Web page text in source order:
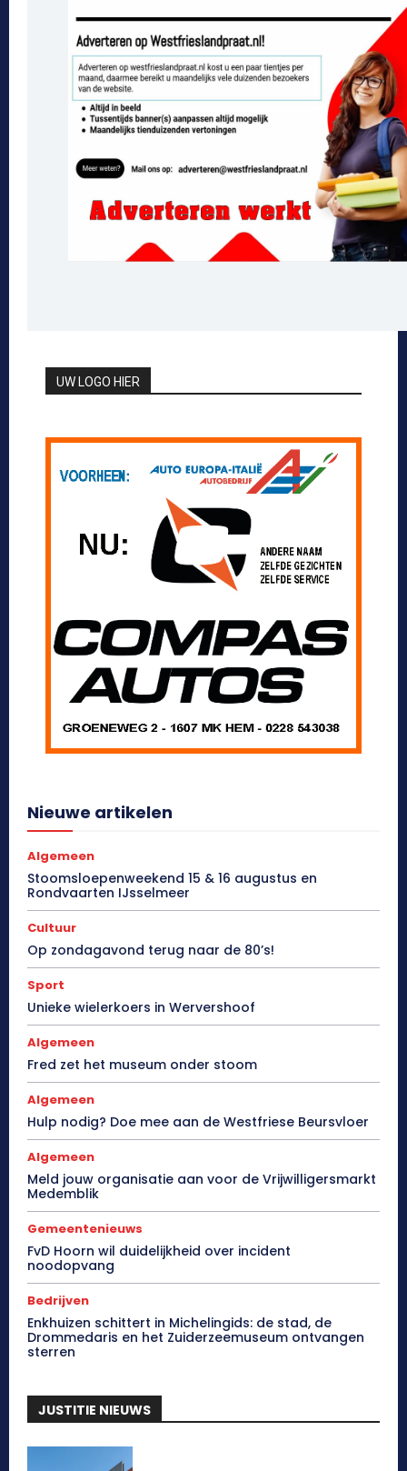
UW LOGO HIER
Nieuwe artikelen
Algemeen
Stoomsloepenweekend 15 & 16 augustus en
Rondvaarten IJsselmeer
Cultuur
Op zondagavond terug naar de 80’s!
Sport
Unieke wielerkoers in Wervershoof
Algemeen
Fred zet het museum onder stoom
Algemeen
Hulp nodig? Doe mee aan de Westfriese Beursvloer
Algemeen
Meld jouw organisatie aan voor de Vrijwilligersmarkt
Medemblik
Gemeentenieuws
FvD Hoorn wil duidelijkheid over incident
noodopvang
Bedrijven
Enkhuizen schittert in Michelingids: de stad, de
Drommedaris en het Zuiderzeemuseum ontvangen
sterren
JUSTITIE NIEUWS